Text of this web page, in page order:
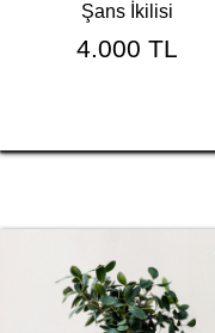
Şans İkilisi
4.000 TL